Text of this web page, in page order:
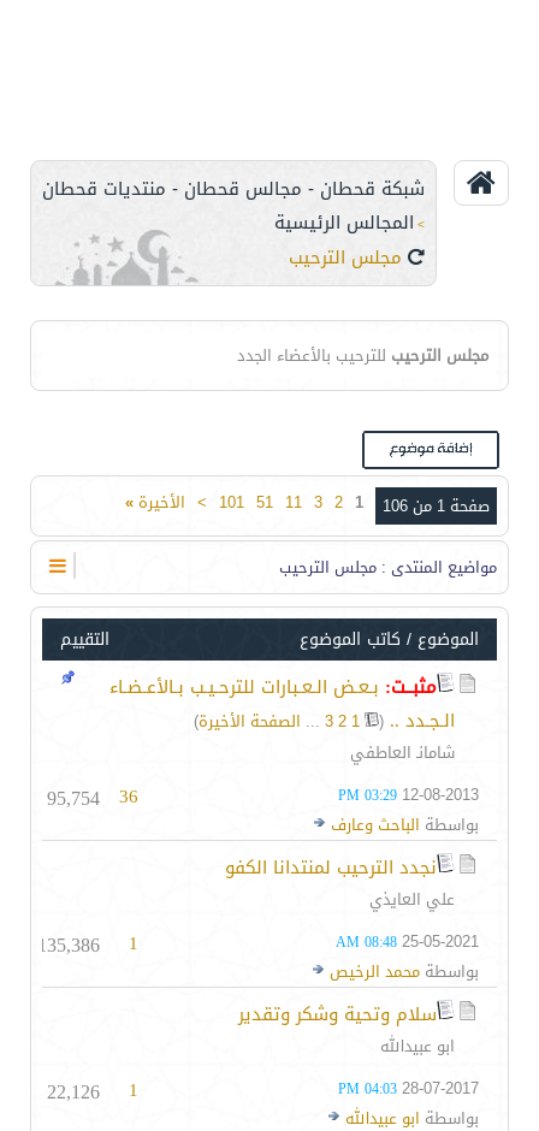
شبكة قحطان - مجالس قحطان - منتديات قحطان
> المجالس الرئيسية
مجلس الترحيب
مجلس الترحيب للترحيب بالأعضاء الجدد
صفحة 1 من 106 1
2
3
11
51
101
> الأخيرة»
مواضيع المنتدى : مجلس الترحيب
التقييم الموضوع / كاتب الموضوع
مثبــت: بـعـض الـعـبارات للترحـيـب بـالأعـضـاء
الـجـدد .. (
1
2
3
... الصفحة الأخيرة)
شامانـ العاطفي
12-08-2013
03:29 PM
بواسطة الباحث وعارف
36
95,754
نجدد الترحيب لمنتدانا الكفو
علي العايذي
25-05-2021
08:48 AM
بواسطة محمد الرخيص
1
135,386
سلام وتحية وشكر وتقدير
ابو عبيدالله
28-07-2017
04:03 PM
بواسطة ابو عبيدالله
1
22,126